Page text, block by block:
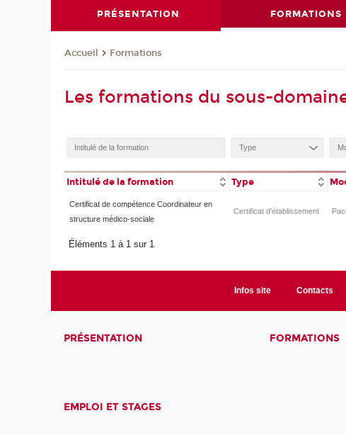
PRÉSENTATION FORMATIONS
Accueil Formations
Les formations du sous-
Intitulé de la formation Type
Certificat de compétence Coordinateur en
structure médico-sociale
Certificat d'établissement
Éléments 1 à 1 sur 1
Infos site Contacts
PRÉSENTATION FORMATIONS
EMPLOI ET STAGES